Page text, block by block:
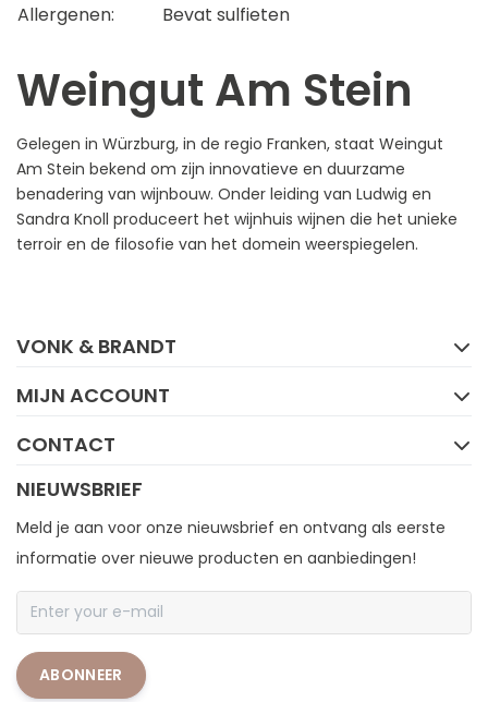
Allergenen:
Bevat sulfieten
Weingut Am Stein
Gelegen in Würzburg, in de regio Franken, staat Weingut
Am Stein bekend om zijn innovatieve en duurzame
benadering van wijnbouw. Onder leiding van Ludwig en
Sandra Knoll produceert het wijnhuis wijnen die het unieke
terroir en de filosofie van het domein weerspiegelen.
VONK & BRANDT
MIJN ACCOUNT
CONTACT
NIEUWSBRIEF
Meld je aan voor onze nieuwsbrief en ontvang als eerste
informatie over nieuwe producten en aanbiedingen!
ABONNEER